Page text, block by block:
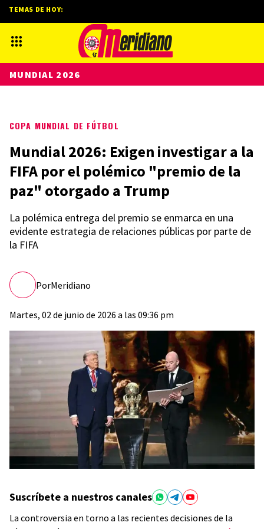
COPA MUNDIAL DE FÚTBOL
Mundial 2026: Exigen investigar a la
FIFA por el polémico "premio de la
paz" otorgado a Trump
La polémica entrega del premio se enmarca en una
evidente estrategia de relaciones públicas por parte de
la FIFA
PorMeridiano
Martes, 02 de junio de 2026 a las 09:36 pm
Suscríbete a nuestros canales
La controversia en torno a las recientes decisiones de la
TEMAS DE HOY:
MUNDIAL 2026